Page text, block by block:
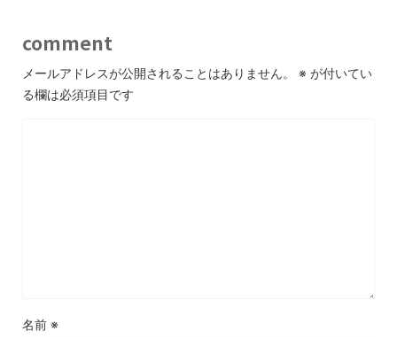
comment
メールアドレスが公開されることはありません。 ※ が付いてい
る欄は必須項目です
名前 ※